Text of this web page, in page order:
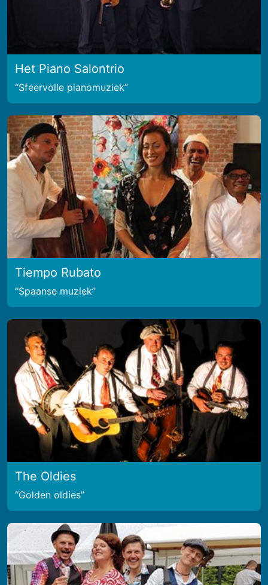
Het Piano Salontrio
Sfeervolle pianomuziek
Tiempo Rubato
Spaanse muziek
The Oldies
Golden oldies